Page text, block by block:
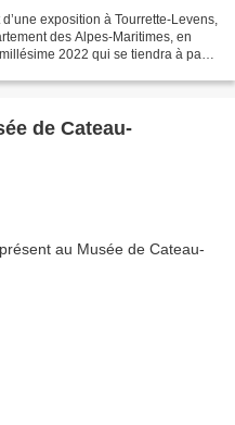
exposition à Tourrette-Levens,
des Alpes-Maritimes, en
2022 qui se tiendra à partir
de Cateau-